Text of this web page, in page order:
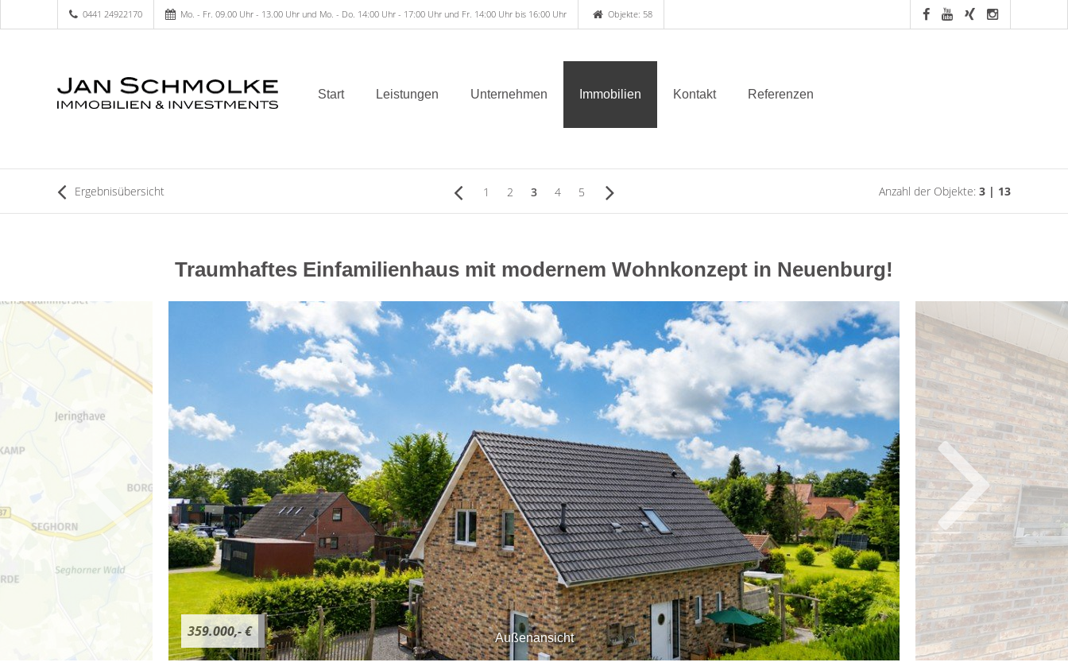
0441 24922170 Mo. - Fr. 09.00 Uhr - 13.00 Uhr und Mo. - Do. 14:00 Uhr - 17:00 Uhr und Fr. 14:00 Uhr bis 16:00 Uhr Objekte: 58
Start Leistungen Unternehmen Immobilien Kontakt Referenzen
Ergebnisübersicht 1 2 3 4 5 Anzahl der Objekte: 3 | 13
Traumhaftes Einfamilienhaus mit modernem Wohnkonzept in Neuenburg!
Außenansicht
359.000,- €